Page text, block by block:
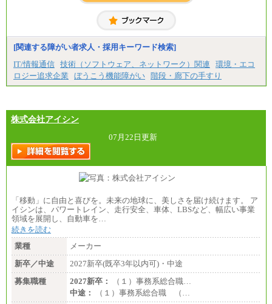
00円（一般職）
※試用期間中の条件変更：無
中途：
■正社員採用■
＜総合職＞
大学院博士 ： 月給345,700円～
高専・短大： 月給285,700円～
＜一般職＞
大学(学部・院)・高専（専攻科）： 月給253,100
円～
高専・短大： 月給248,100円～
※試用期間中の条件変更：無
[関連する障がい者求人・採用キーワード検索]
IT/情報通信 技術（ソフトウェア、ネットワーク）関連
環境・エコ
ロジー追求企業
ぼうこう機能障がい 階段・廊下の手すり
株式会社アイシン
07月22日更新
「移動」に自由と喜びを。未来の地球に、美しさを届け続けます。 ア
イシンは、パワートレイン、走行安全、車体、LBSなど、幅広い事業
領域を展開し、自動車を…
続きを読む
業種
メーカー
新卒／中途
2027新卒(既卒3年以内可)・中途
募集職種
2027新卒：
（１）事務系総合職…
中途：
（１）事務系総合職 （…